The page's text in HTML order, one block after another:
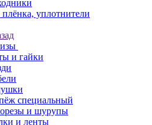
уплотнители
и гайки
специальный
и шурупы
и ленты